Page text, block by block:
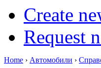
Create
Request
Home › Автомобили ›